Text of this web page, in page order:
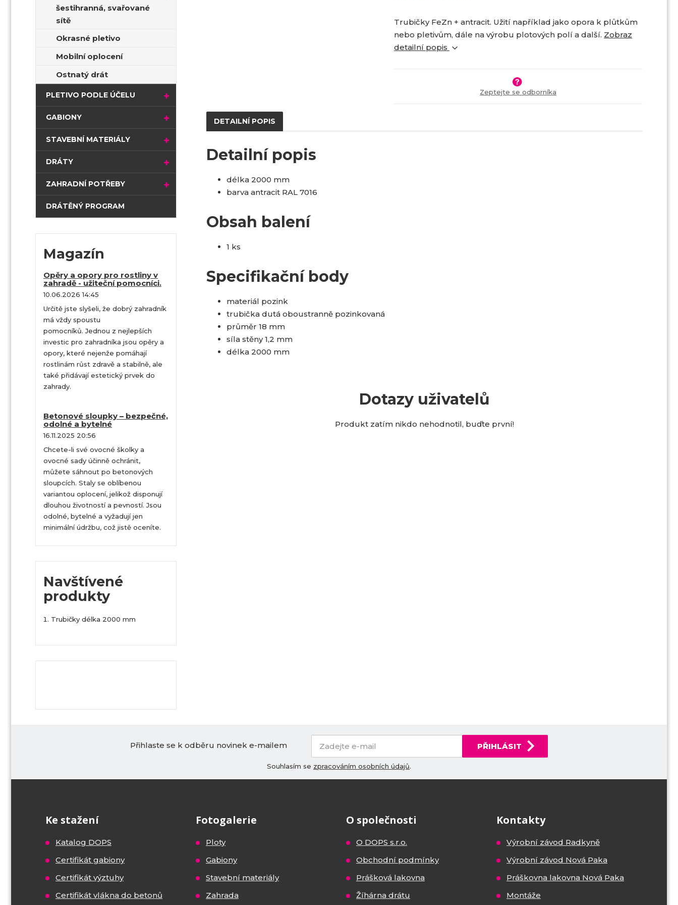
t
p
o
e
t
m
n
ž
í
i
t
m
n
ž
Trubičky FeZn + antracit. Užití například jako opora k plůtkům
nebo pletivům, dále na výrobu plotových polí a další. Zobraz
detailní popis
Zeptejte se odborníka
DETAILNÍ POPIS
Detailní popis
délka 2000 mm
barva antracit RAL 7016
Obsah balení
1 ks
Specifikační body
materiál pozink
trubička dutá oboustranně pozinkovaná
průměr 18 mm
síla stěny 1,2 mm
délka 2000 mm
Dotazy uživatelů
Produkt zatím nikdo nehodnotil, buďte první!
šestihranná, svařované
sítě
Okrasné pletivo
Mobilní oplocení
Ostnatý drát
PLETIVO PODLE ÚČELU
GABIONY
STAVEBNÍ MATERIÁLY
DRÁTY
ZAHRADNÍ POTŘEBY
DRÁTĚNÝ PROGRAM
Magazín
Opěry a opory pro rostliny v
zahradě - užiteční pomocníci.
10.06.2026 14:45
Určitě jste slyšeli, že dobrý zahradník
má vždy spoustu
pomocníků. Jednou z nejlepších
investic pro zahradníka jsou opěry a
opory, které nejenže pomáhají
rostlinám růst zdravě a stabilně, ale
také přidávají estetický prvek do
zahrady.
Betonové sloupky – bezpečné,
odolné a bytelné
16.11.2025 20:56
Chcete-li své ovocné školky a
ovocné sady účinně ochránit,
můžete sáhnout po betonových
sloupcích. Staly se oblíbenou
variantou oplocení, jelikož disponují
dlouhou životností a pevností. Jsou
odolné, bytelné a vyžadují jen
minimální údržbu, což jistě oceníte.
Navštívené
produkty
Trubičky délka 2000 mm
Přihlaste se k odběru novinek e-mailem PŘIHLÁSIT
Souhlasím se zpracováním osobních údajů.
Ke stažení
Katalog DOPS
Certifikát gabiony
Certifikát výztuhy
Certifikát vlákna do betonů
Fotogalerie
Ploty
Gabiony
Stavební materiály
Zahrada
O společnosti
O DOPS s.r.o.
Obchodní podmínky
Prášková lakovna
Žíhárna drátu
Kontakty
Výrobní závod Radkyně
Výrobní závod Nová Paka
Práškovna lakovna Nová Paka
Montáže